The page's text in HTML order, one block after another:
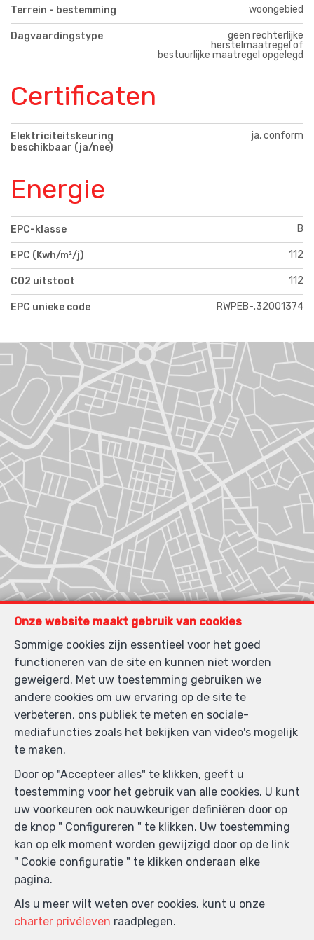
Terrein - bestemming woongebied
Dagvaardingstype
geen rechterlijke
herstelmaatregel of
bestuurlijke maatregel opgelegd
Certificaten
Elektriciteitskeuring
beschikbaar (ja/nee)
ja, conform
Energie
EPC-klasse B
EPC (Kwh/m²/j) 112
CO2 uitstoot 112
EPC unieke code RWPEB-.32001374
Onze website maakt gebruik van cookies
Sommige cookies zijn essentieel voor het goed
functioneren van de site en kunnen niet worden
geweigerd. Met uw toestemming gebruiken we
andere cookies om uw ervaring op de site te
verbeteren, ons publiek te meten en sociale-
mediafuncties zoals het bekijken van video's mogelijk
te maken.
Door op "Accepteer alles" te klikken, geeft u
toestemming voor het gebruik van alle cookies. U kunt
uw voorkeuren ook nauwkeuriger definiëren door op
de knop " Configureren " te klikken. Uw toestemming
kan op elk moment worden gewijzigd door op de link
" Cookie configuratie " te klikken onderaan elke
pagina.
Als u meer wilt weten over cookies, kunt u onze
charter privéleven raadplegen.